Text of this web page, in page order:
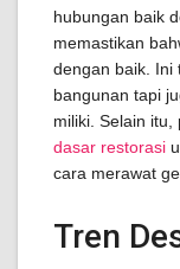
hubungan baik
memastikan
dengan baik. Ini
bangunan tapi
miliki. Selain itu,
dasar restorasi
cara merawat
Tren